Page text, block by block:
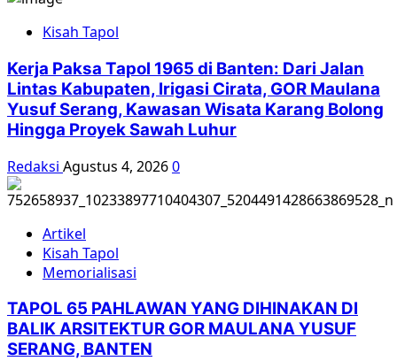
Pulau
kini
membayangi
Jokowi
Kisah Tapol
Kerja Paksa Tapol 1965 di Banten: Dari Jalan
Lintas Kabupaten, Irigasi Cirata, GOR Maulana
Yusuf Serang, Kawasan Wisata Karang Bolong
Hingga Proyek Sawah Luhur
Redaksi Agustus 4, 20260
Artikel
Kisah Tapol
Memorialisasi
TAPOL 65 PAHLAWAN YANG DIHINAKAN DI
BALIK ARSITEKTUR GOR MAULANA YUSUF
SERANG, BANTEN